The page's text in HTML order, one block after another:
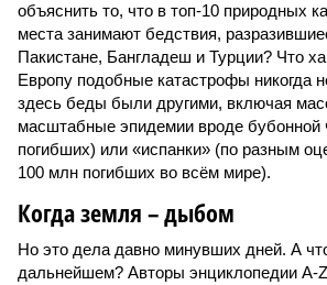
объяснить то, что в топ-10 природных
места занимают бедствия,
Пакистане, Бангладеш и Турции? Что
Европу подобные катастрофы никогда
здесь беды были другими, включая
масштабные эпидемии вроде
погибших) или «испанки» (по разным
100 млн погибших во всём мире).
Когда земля – дыбом
Но это дела давно минувших дней. А
дальнейшем? Авторы энциклопедии A-